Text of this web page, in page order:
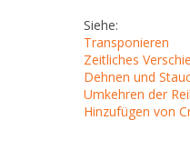
Siehe:
Transponieren
Zeitliches
Dehnen und
Umkehren der
Hinzufügen von